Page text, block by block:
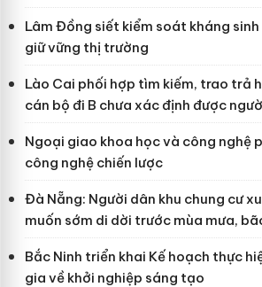
Lâm Đồng siết kiểm soát kháng
giữ vững thị trường
Lào Cai phối hợp tìm kiếm, trao trả
cán bộ đi B chưa xác định được
Ngoại giao khoa học và công nghệ
công nghệ chiến lược
Đà Nẵng: Người dân khu chung cư
muốn sớm di dời trước mùa mưa,
Bắc Ninh triển khai Kế hoạch thực
gia về khởi nghiệp sáng tạo